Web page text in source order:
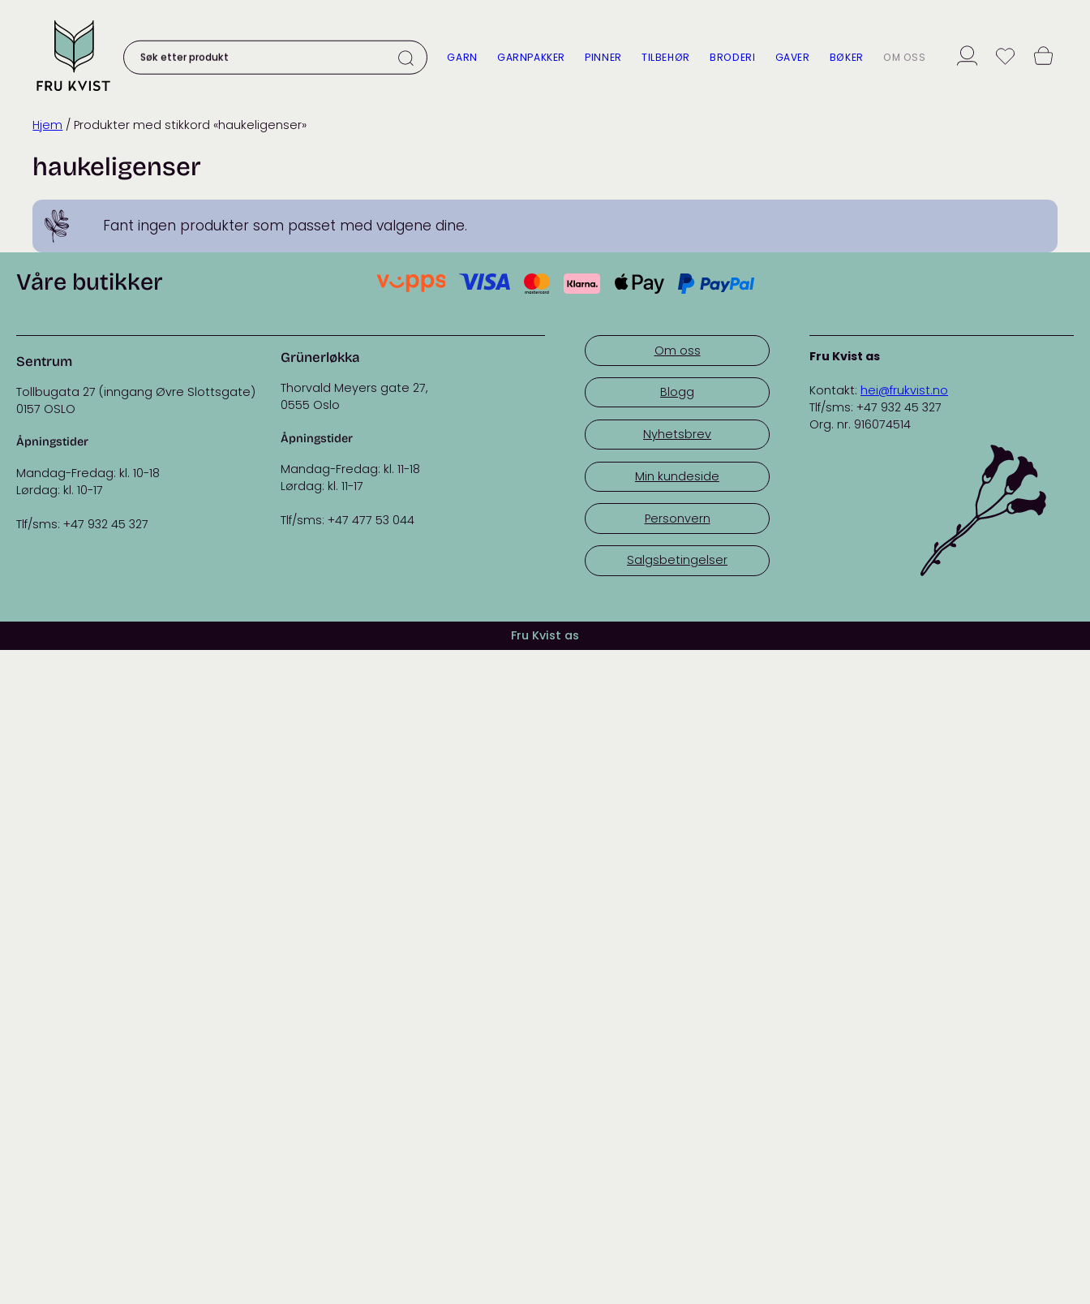
content
etter
produkt:
GARN GARNPAKKER PINNER TILBEHØR BRODERI GAVER BØKER OM OSS
Hjem / Produkter med stikkord «haukeligenser»
haukeligenser
Fant ingen produkter som passet med valgene dine.
Våre butikker
Sentrum
Tollbugata 27 (inngang Øvre Slottsgate)
0157 OSLO
Åpningstider
Mandag-Fredag: kl. 10-18
Lørdag: kl. 10-17
Tlf/sms: +47 932 45 327
Grünerløkka
Thorvald Meyers gate 27,
0555 Oslo
Åpningstider
Mandag-Fredag: kl. 11-18
Lørdag: kl. 11-17
Tlf/sms: +47 477 53 044
Om oss
Blogg
Nyhetsbrev
Min kundeside
Personvern
Salgsbetingelser
Fru Kvist as
Kontakt: hei@frukvist.no
Tlf/sms: +47 932 45 327
Org. nr. 916074514
Fru Kvist as